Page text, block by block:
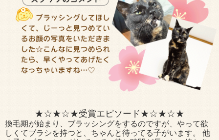
★☆★☆★受賞エピソード★☆★☆★
換毛期が始まり、ブラッシングをするのですが、やって欲
しくてブラシを持つと、ちゃんと待ってる子がいます。 他